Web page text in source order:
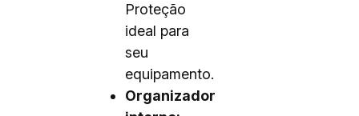
Proteção
ideal para
seu
equipamento.
Organizador